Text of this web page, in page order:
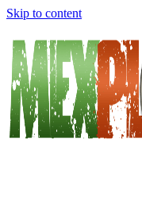
Skip to content